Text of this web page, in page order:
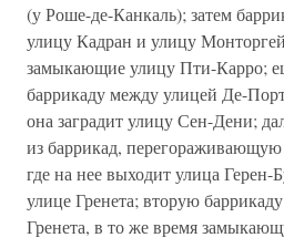
(у Роше-де-Канкаль); затем
улицу Кадран и улицу
замыкающие улицу Пти-Карро;
баррикаду между улицей Де-
она заградит улицу Сен-Дени;
из баррикад,
где на нее выходит улица Герен-
улице Гренета; вторую
Гренета, в то же время